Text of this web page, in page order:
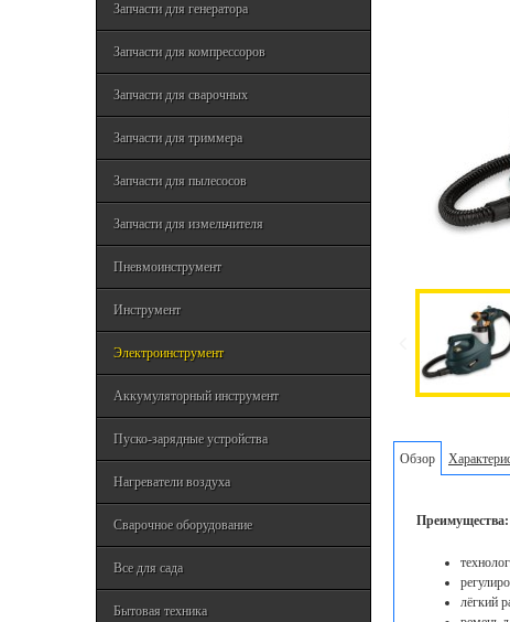
Запчасти для генератора
Запчасти для компрессоров
Запчасти для сварочных
Запчасти для триммера
Запчасти для пылесосов
Запчасти для измельчителя
Пневмоинструмент
Инструмент
Электроинструмент
Аккумуляторный инструмент
Пуско-зарядные устройства
Нагреватели воздуха
Сварочное оборудование
Все для сада
Бытовая техника
Обзор
Преимущества:
лёгкий